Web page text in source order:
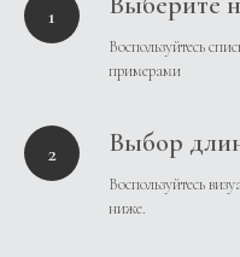
Воспользуйтесь
примерами
Выбор
Воспользуйтесь
ниже.